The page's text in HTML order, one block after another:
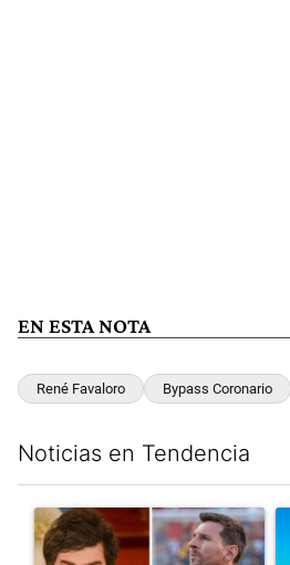
Este listado muestra los artículos